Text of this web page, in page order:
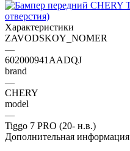
Характеристики
ZAVODSKOY_NOMER
—
602000941AADQJ
brand
—
CHERY
model
—
Tiggo 7 PRO (20- н.в.)
Дополнительная информация